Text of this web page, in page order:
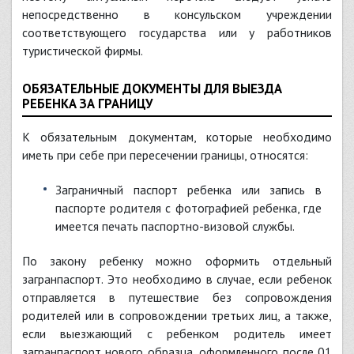
непосредственно в консульском учреждении
соответствующего государства или у работников
туристической фирмы.
ОБЯЗАТЕЛЬНЫЕ ДОКУМЕНТЫ ДЛЯ ВЫЕЗДА
РЕБЕНКА ЗА ГРАНИЦУ
К обязательным документам, которые необходимо
иметь при себе при пересечении границы, относятся:
Заграничный паспорт ребенка или запись в
паспорте родителя с фотографией ребенка, где
имеется печать паспортно-визовой службы.
По закону ребенку можно оформить отдельный
загранпаспорт. Это необходимо в случае, если ребенок
отправляется в путешествие без сопровождения
родителей или в сопровождении третьих лиц, а также,
если выезжающий с ребенком родитель имеет